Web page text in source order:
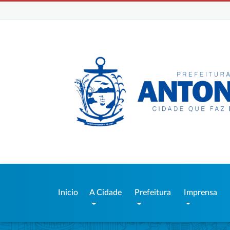
Inicio A Cidade Prefeitura Imprensa